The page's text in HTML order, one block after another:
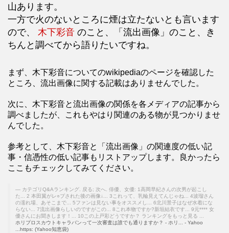
山あります。
一方で火のないところに煙は立たないとも言います
ので、 木下彩音 のこと、「流出画像」のこと、き
ちんと調べてから語りたいですね。
まず、木下彩音についてのwikipediaのページを確認した
ところ、流出画像に関する記載はありませんでした。
次に、木下彩音と流出画像の関係を各メディアの記事から
調べましたが、これもやはり関連のある物が見つかりませ
んでした。
参考として、木下彩音と「流出画像」の関連度の低い記
事・信憑性の低い記事もリストアップします。良かったら
ここもチェックしてみてください。
カテゴリQ&Aランキング. 戻る; 次へ. 俳優、女優: 1高岡早紀さんの次男が起こし
た... 2 本田翼がレ○プされた後の画像↓... 3これって、乳輪見えてんじゃね... 4波瑠さん
の濡れ場、あそこまで... 5ファンは見ない事をオススメし... 6北川景子はなぜ水着にな
らない... 7流出画像らしいのですがこの... 8これ本物ですか?新垣結衣です... 9元**** 女
優さんにお聞きします！... 10この上戸彩どうですか？ ランキングをもっと見る ...
ホリプロスカウトキャラバンって一次審査は誰でも通りますか？ - ホリ... - Yahoo
...https: (Yahoo知恵袋)